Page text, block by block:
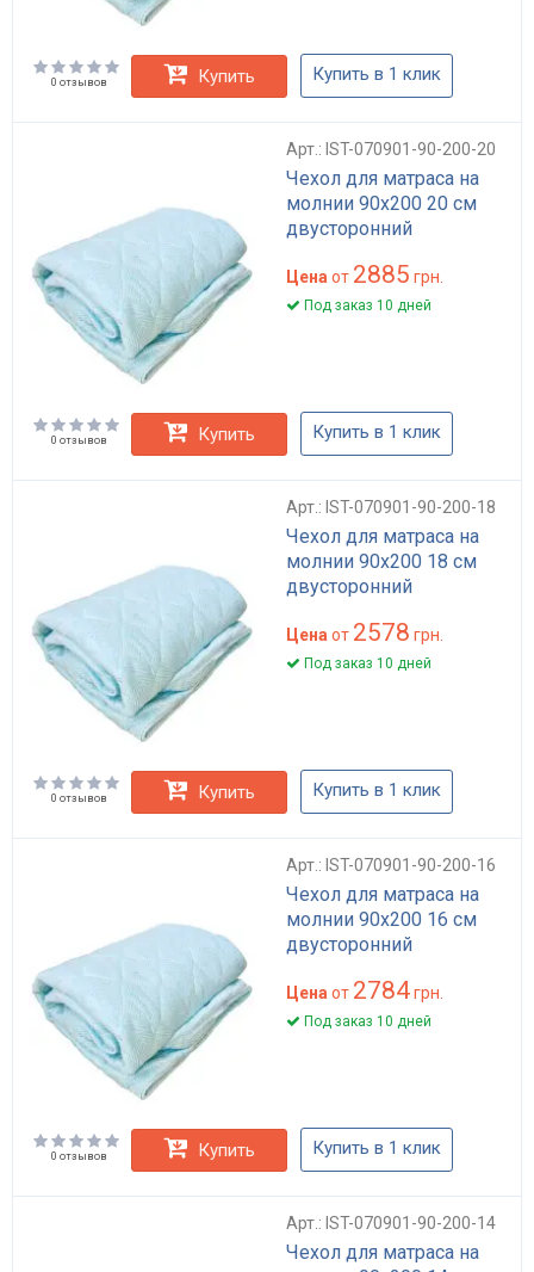
0 отзывов Купить Купить в 1 клик
Арт.: IST-070901-90-200-20
Чехол для матраса на
молнии 90х200 20 см
двусторонний
Цена от 2885 грн.
Под заказ 10 дней
0 отзывов Купить Купить в 1 клик
Арт.: IST-070901-90-200-18
Чехол для матраса на
молнии 90х200 18 см
двусторонний
Цена от 2578 грн.
Под заказ 10 дней
0 отзывов Купить Купить в 1 клик
Арт.: IST-070901-90-200-16
Чехол для матраса на
молнии 90х200 16 см
двусторонний
Цена от 2784грн.
Под заказ 10 дней
0 отзывов Купить Купить в 1 клик
Арт.: IST-070901-90-200-14
Чехол для матраса на